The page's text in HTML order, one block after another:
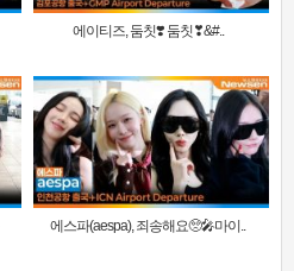
에이티즈, 둠칫❣️ 둠칫❣&#..
에스파(aespa), 죄송해요🥺🎤마이..